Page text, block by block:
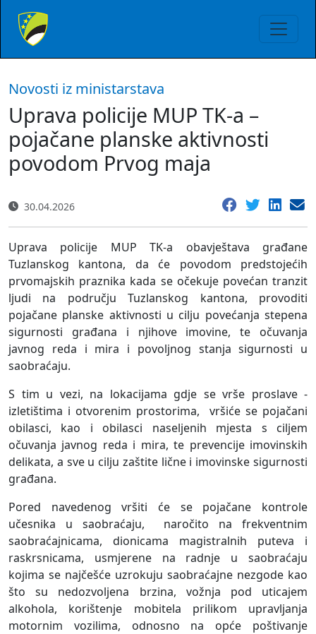
Novosti iz ministarstava
Uprava policije MUP TK-a –
pojačane planske aktivnosti
povodom Prvog maja
30.04.2026
Uprava policije MUP TK-a obavještava građane
Tuzlanskog kantona, da će povodom predstojećih
prvomajskih praznika kada se očekuje povećan tranzit
ljudi na području Tuzlanskog kantona, provoditi
pojačane planske aktivnosti u cilju povećanja stepena
sigurnosti građana i njihove imovine, te očuvanja
javnog reda i mira i povoljnog stanja sigurnosti u
saobraćaju.
S tim u vezi, na lokacijama gdje se vrše proslave -
izletištima i otvorenim prostorima, vršiće se pojačani
obilasci, kao i obilasci naseljenih mjesta s ciljem
očuvanja javnog reda i mira, te prevencije imovinskih
delikata, a sve u cilju zaštite lične i imovinske sigurnosti
građana.
Pored navedenog vršiti će se pojačane kontrole
učesnika u saobraćaju, naročito na frekventnim
saobraćajnicama, dionicama magistralnih puteva i
raskrsnicama, usmjerene na radnje u saobraćaju
kojima se najčešće uzrokuju saobraćajne nezgode kao
što su nedozvoljena brzina, vožnja pod uticajem
alkohola, korištenje mobitela prilikom upravljanja
motornim vozilima, odnosno na opće poštivanje